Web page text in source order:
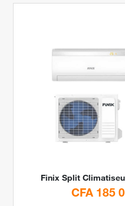
Finix Split Climatiseur Finix 12000 BTU
CFA 185